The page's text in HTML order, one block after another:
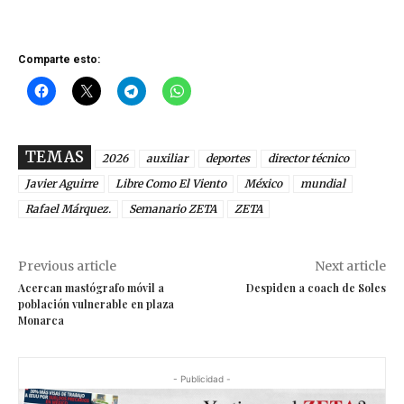
Comparte esto:
TEMAS 2026 auxiliar deportes
director técnico
Javier Aguirre
Libre Como El Viento México
mundial
Rafael Márquez.
Semanario ZETA ZETA
Previous article
Acercan mastógrafo móvil a
población vulnerable en plaza
Monarca
Next article
Despiden a coach de Soles
- Publicidad -